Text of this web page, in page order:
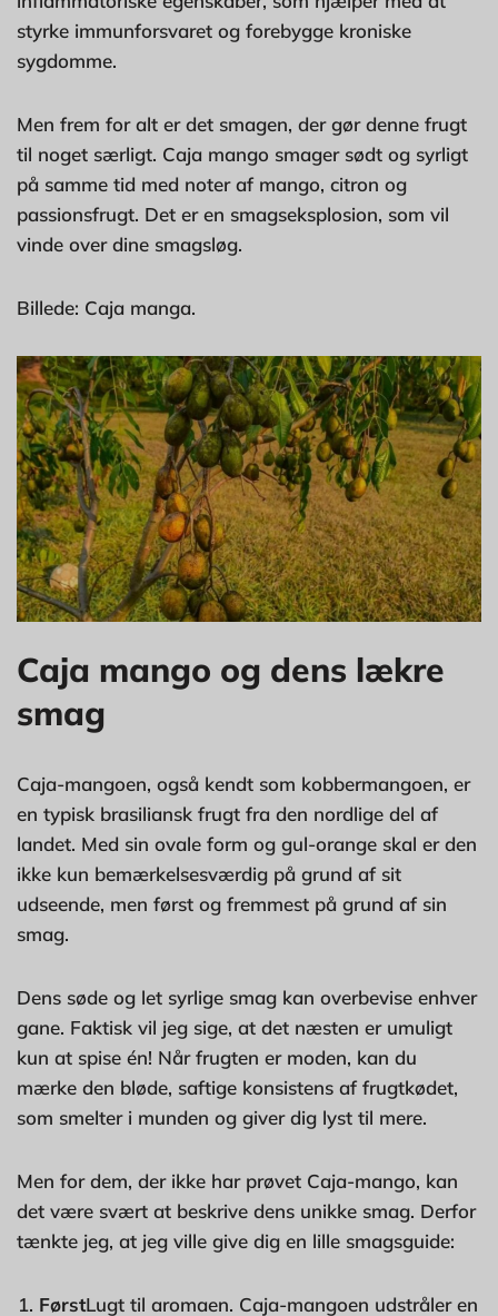
styrke immunforsvaret og forebygge kroniske
sygdomme.
Men frem for alt er det smagen, der gør denne frugt
til noget særligt. Caja mango smager sødt og syrligt
på samme tid med noter af mango, citron og
passionsfrugt. Det er en smagseksplosion, som vil
vinde over dine smagsløg.
Billede: Caja manga.
Caja mango og dens lækre
smag
Caja-mangoen, også kendt som kobbermangoen, er
en typisk brasiliansk frugt fra den nordlige del af
landet. Med sin ovale form og gul-orange skal er den
ikke kun bemærkelsesværdig på grund af sit
udseende, men først og fremmest på grund af sin
smag.
Dens søde og let syrlige smag kan overbevise enhver
gane. Faktisk vil jeg sige, at det næsten er umuligt
kun at spise én! Når frugten er moden, kan du
mærke den bløde, saftige konsistens af frugtkødet,
som smelter i munden og giver dig lyst til mere.
Men for dem, der ikke har prøvet Caja-mango, kan
det være svært at beskrive dens unikke smag. Derfor
tænkte jeg, at jeg ville give dig en lille smagsguide:
FørstLugt til aromaen. Caja-mangoen udstråler en